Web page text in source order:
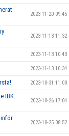
2023-11-20 09:45
2023-11-13 11:32
2023-11-13 10:43
2023-11-13 10:34
2023-10-31 11:00
IBK
2023-10-26 17:04
2023-10-25 08:52